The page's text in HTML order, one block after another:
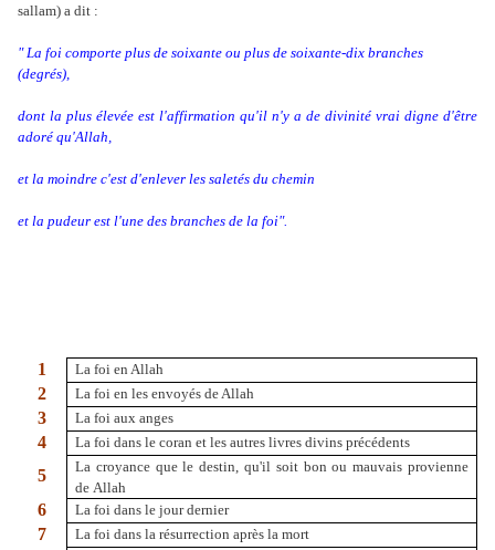
sallam) a dit :
" La foi comporte plus de soixante ou plus de soixante-dix branches
(degrés),
dont la plus élevée est l'affirmation qu'il n'y a de divinité vrai digne d'être
adoré qu'Allah,
et la moindre c'est d'enlever les saletés du chemin
et la pudeur est l'une des branches de la foi".
1 La foi en Allah
2 La foi en les envoyés de Allah
3 La foi aux anges
4 La foi dans le coran et les autres livres divins précédents
5
La croyance que le destin, qu'il soit bon ou mauvais provienne
de Allah
6 La foi dans le jour dernier
7 La foi dans la résurrection après la mort